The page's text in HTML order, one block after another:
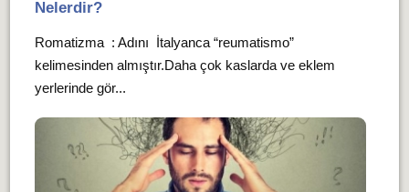
Nelerdir?
Romatizma : Adını İtalyanca “reumatismo”
kelimesinden almıştır.Daha çok kaslarda ve eklem
yerlerinde gör...